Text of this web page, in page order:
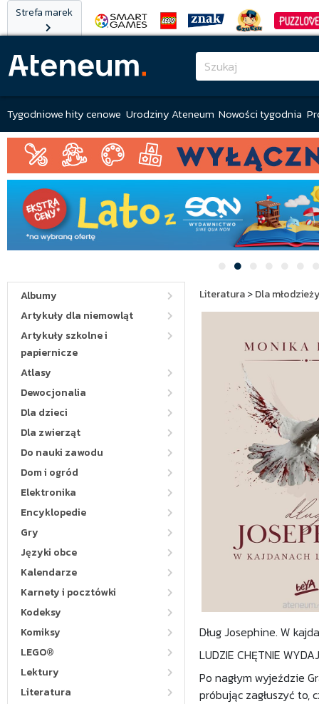
Strefa marek
Tygodniowe hity cenowe Urodziny Ateneum Nowości tygodnia
Albumy
Artykuły dla niemowląt
Artykuły szkolne i
papiernicze
Atlasy
Dewocjonalia
Dla dzieci
Dla zwierząt
Do nauki zawodu
Dom i ogród
Elektronika
Encyklopedie
Gry
Języki obce
Kalendarze
Karnety i pocztówki
Kodeksy
Komiksy
LEGO®
Lektury
Literatura
Literatura>Dla młodzieży
Dług Josephine. W
LUDZIE CHĘTNIE
Po nagłym wyjeździe
próbując zagłuszyć to,